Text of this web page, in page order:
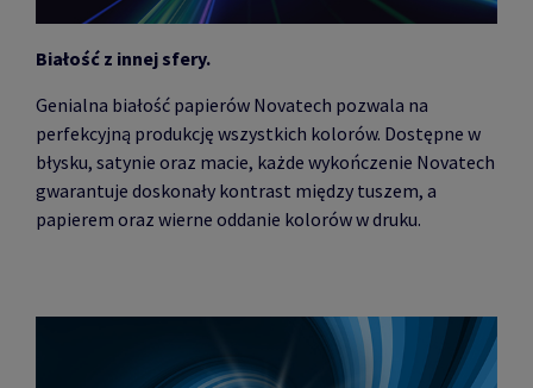
Białość z innej sfery.
Genialna białość papierów Novatech pozwala na
perfekcyjną produkcję wszystkich kolorów. Dostępne w
błysku, satynie oraz macie, każde wykończenie Novatech
gwarantuje doskonały kontrast między tuszem, a
papierem oraz wierne oddanie kolorów w druku.